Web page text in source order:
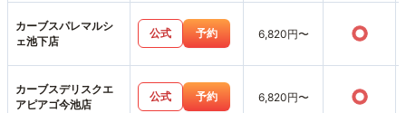
カーブスパレマルシ
ェ池下店
公式 予約 6,820円〜 ○
カーブスデリスクエ
アピアゴ今池店
公式 予約 6,820円〜 ○